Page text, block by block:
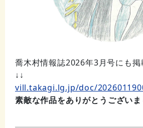
喬木村情報誌2026年3月号にも
↓↓
vill.takagi.lg.jp/doc/
素敵な作品をありがとうございま